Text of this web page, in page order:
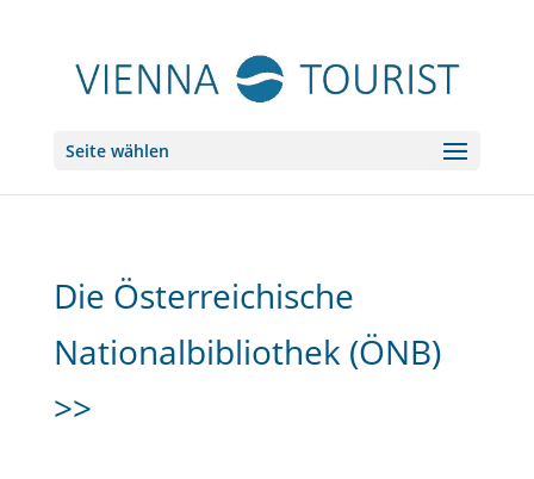
Seite wählen
Die Österreichische
Nationalbibliothek (ÖNB)
>>